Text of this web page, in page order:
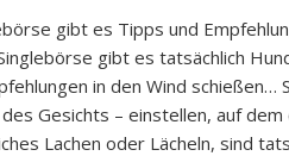
gibt es Tipps und
gibt es tatsächlich
in den Wind
Gesichts – einstellen, auf
Lachen oder Lächeln, sind